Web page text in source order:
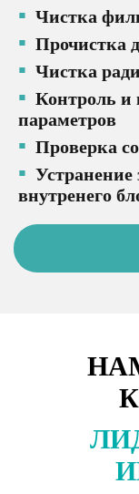
Чистка
Прочистка
Чистка
Контроль и
параметров
Проверка
Устранение
внутренего